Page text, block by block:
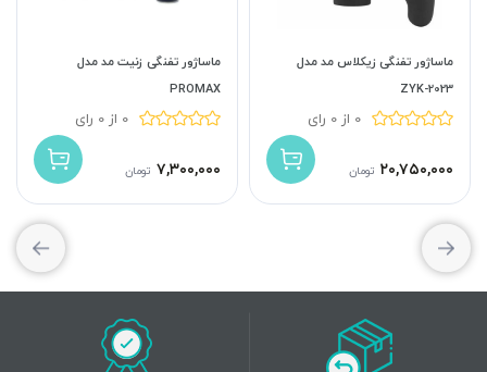
ماساژور تفنگی زیکلاس مد مدل
ZYK-2023
0 از 0 رای
۲۰,۷۵۰,۰۰۰ تومان
ماساژور تفنگی زنیت مد مدل
PROMAX
0 از 0 رای
۷,۳۰۰,۰۰۰ تومان